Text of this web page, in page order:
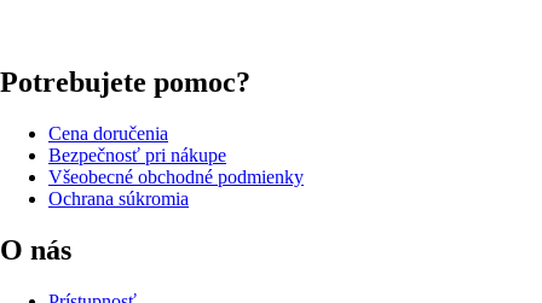
Potrebujete pomoc?
Cena doručenia
Bezpečnosť pri nákupe
Všeobecné obchodné podmienky
Ochrana súkromia
O nás